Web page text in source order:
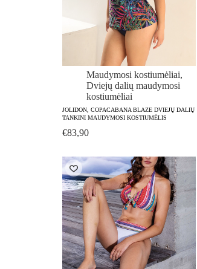
Maudymosi kostiumėliai,
Dviejų dalių maudymosi
kostiumėliai
JOLIDON, COPACABANA BLAZE DVIEJŲ DALIŲ
TANKINI MAUDYMOSI KOSTIUMĖLIS
€83,90